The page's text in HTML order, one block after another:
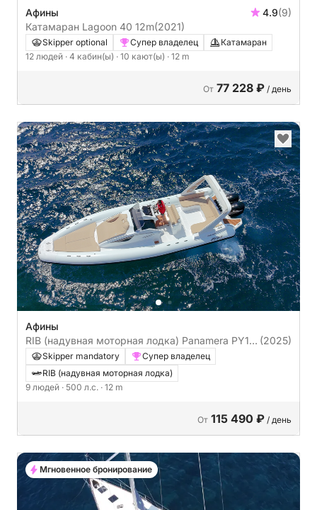
Афины 4.9(9)
Катамаран Lagoon 40 12m(2021)
Skipper optional Супер владелец
Катамаран
12 людей · 4 кабин(ы) · 10 кают(ы) · 12 m
От 77 228 ₽ / день
Афины
RIB (надувная моторная лодка) Panamera PY10
500л.с.
(2025)
Skipper mandatory
Супер владелец
RIB (надувная моторная лодка)
9 людей · 500 л.с. · 12 m
От 115 490 ₽ / день
Мгновенное бронирование